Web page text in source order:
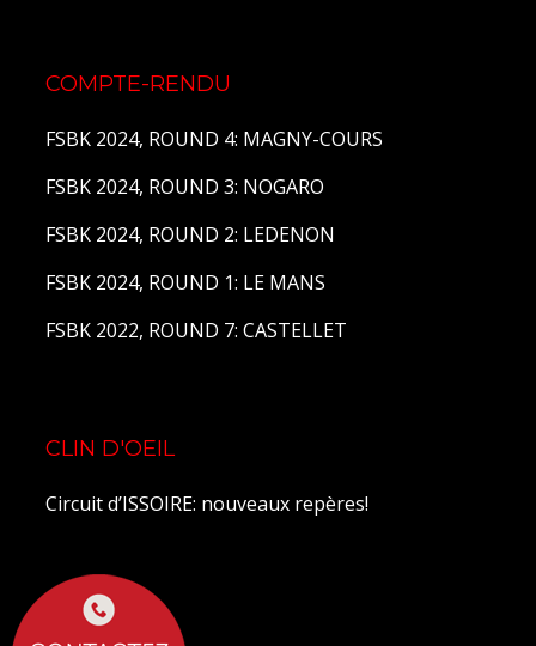
COMPTE-RENDU
FSBK 2024, ROUND 4: MAGNY-COURS
FSBK 2024, ROUND 3: NOGARO
FSBK 2024, ROUND 2: LEDENON
FSBK 2024, ROUND 1: LE MANS
FSBK 2022, ROUND 7: CASTELLET
CLIN D'OEIL
Circuit d’ISSOIRE: nouveaux repères!